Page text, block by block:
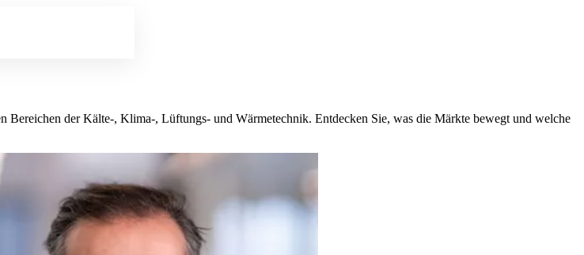
der Kälte-, Klima-, Lüftungs- und Wärmetechnik. Entdecken Sie, was die Märkte bewegt und welche